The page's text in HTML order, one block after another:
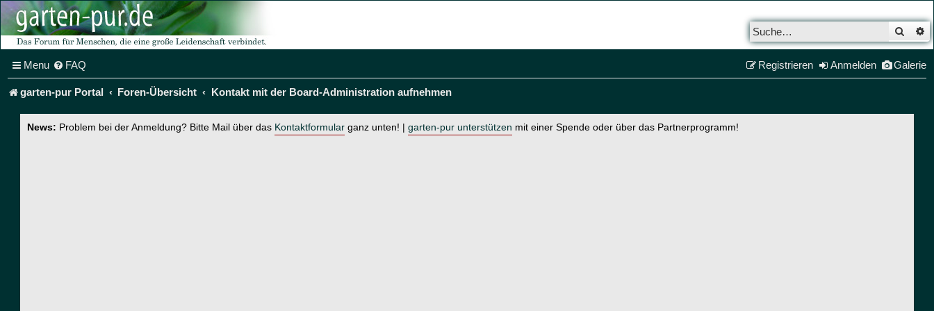
Menu FAQ Galerie
Anmelden
Registrieren
garten-pur Portal Foren-Übersicht Kontakt mit der Board-Administration aufnehmen
News: Problem bei der Anmeldung? Bitte Mail über das Kontaktformular ganz unten! | garten-pur unterstützen mit einer Spende oder über das Partnerprogramm!